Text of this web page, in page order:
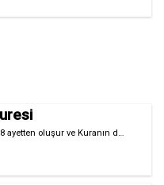
ayetten oluşur ve Kuranın d…